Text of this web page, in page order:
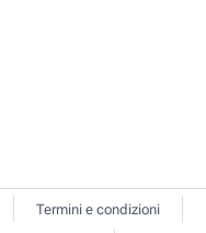
Termini e condizioni